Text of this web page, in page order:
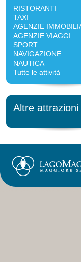
RISTORANTI
TAXI
AGENZIE
AGENZIE VIAGGI
SPORT
NAVIGAZIONE
NAUTICA
Tutte le attività
Altre